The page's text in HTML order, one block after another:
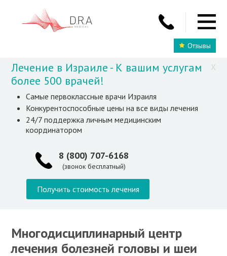
Отзывы
X
Лечение в Израиле - К вашим услугам
более 500 врачей!
Самые первоклассные врачи Израиля
Конкурентоспособные цены на все виды лечения
24/7 поддержка личным медицинским
координатором
8 (800) 707-6168
(звонок бесплатный)
Получить стоимость лечения
Многодисциплинарный центр
лечения болезней головы и шеи